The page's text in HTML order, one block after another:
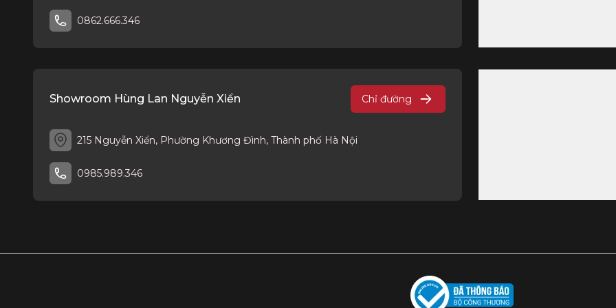
Quý khách có thể tham khảo các mẫu gạch Catalan mới nhất tại showroom Hùng Lan để lựa chọn sản phẩm phù hợp
0862.666.346
Showroom Hùng Lan Nguyễn Xiển Chỉ đường
215 Nguyễn Xiển, Phường Khương Đình, Thành phố Hà Nội
0985.989.346